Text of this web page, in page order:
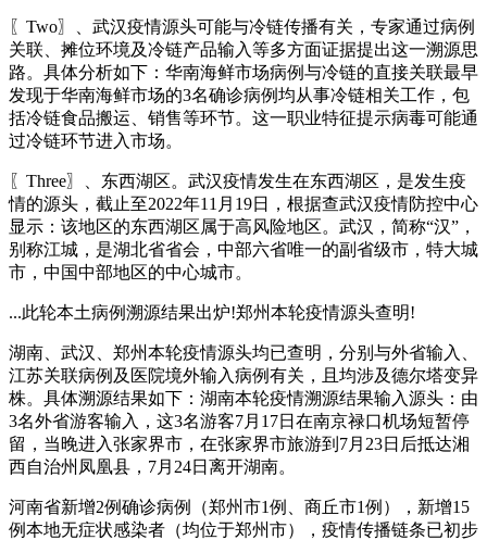
〖Two〗、武汉疫情源头可能与冷链传播有关，专家通过病例
关联、摊位环境及冷链产品输入等多方面证据提出这一溯源思
路。具体分析如下：华南海鲜市场病例与冷链的直接关联最早
发现于华南海鲜市场的3名确诊病例均从事冷链相关工作，包
括冷链食品搬运、销售等环节。这一职业特征提示病毒可能通
过冷链环节进入市场。
〖Three〗、东西湖区。武汉疫情发生在东西湖区，是发生疫
情的源头，截止至2022年11月19日，根据查武汉疫情防控中心
显示：该地区的东西湖区属于高风险地区。武汉，简称“汉”，
别称江城，是湖北省省会，中部六省唯一的副省级市，特大城
市，中国中部地区的中心城市。
...此轮本土病例溯源结果出炉!郑州本轮疫情源头查明!
湖南、武汉、郑州本轮疫情源头均已查明，分别与外省输入、
江苏关联病例及医院境外输入病例有关，且均涉及德尔塔变异
株。具体溯源结果如下：湖南本轮疫情溯源结果输入源头：由
3名外省游客输入，这3名游客7月17日在南京禄口机场短暂停
留，当晚进入张家界市，在张家界市旅游到7月23日后抵达湘
西自治州凤凰县，7月24日离开湖南。
河南省新增2例确诊病例（郑州市1例、商丘市1例），新增15
例本地无症状感染者（均位于郑州市），疫情传播链条已初步